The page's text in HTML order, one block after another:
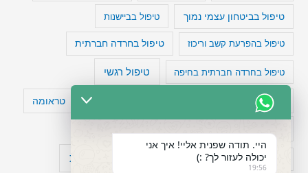
טיפול בביטחון עצמי נמוך טיפול בביישנות
טיפול בהפרעת קשב וריכוז טיפול בחרדה חברתית
טיפול בחרדה חברתית בחיפה טיפול רגשי
טיפול תרופתי להפרעת קשב טעויות חשיבה טראומה
מפורסמים עם הפרעת קשב עיצות
היי. תודה שפנית אליי! איך אני
יכולה לעזור לך? :)
19:56